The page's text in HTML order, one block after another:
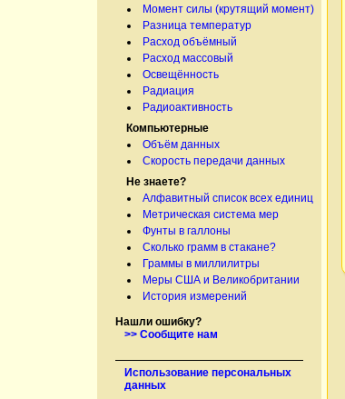
Момент силы (крутящий момент)
Разница температур
Расход объёмный
Расход массовый
Освещённость
Радиация
Радиоактивность
Компьютерные
Объём данных
Скорость передачи данных
Не знаете?
Алфавитный список всех единиц
Метрическая система мер
Фунты в галлоны
Сколько грамм в стакане?
Граммы в миллилитры
Меры США и Великобритании
История измерений
Нашли ошибку?
>> Сообщите нам
Использование персональных
данных